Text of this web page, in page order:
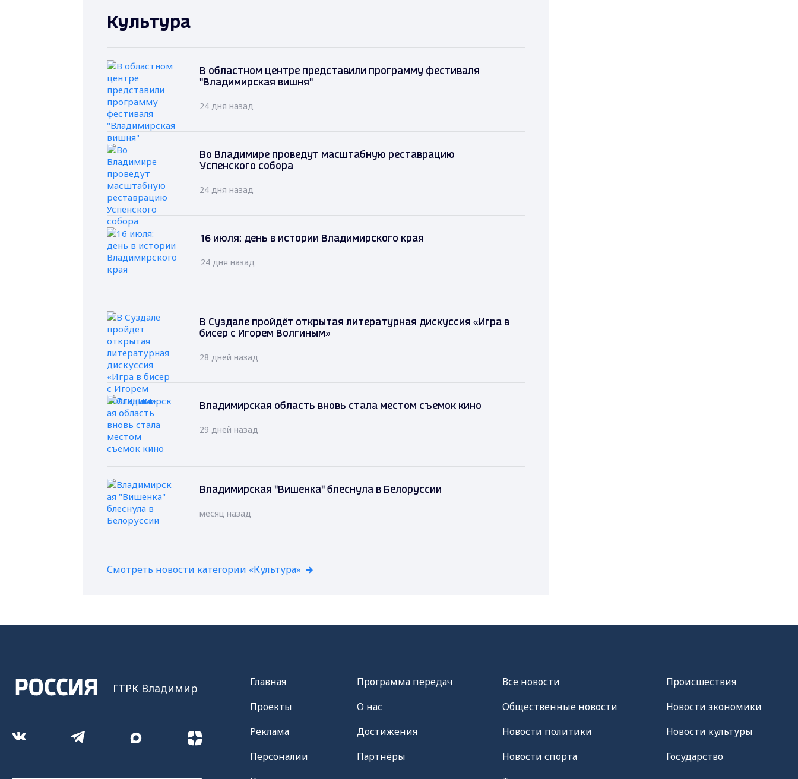
Культура
В областном центре представили программу фестиваля
"Владимирская вишня"
24 дня назад
Во Владимире проведут масштабную реставрацию
Успенского собора
24 дня назад
16 июля: день в истории Владимирского края
24 дня назад
В Суздале пройдёт открытая литературная дискуссия «Игра в
бисер с Игорем Волгиным»
28 дней назад
Владимирская область вновь стала местом съемок кино
29 дней назад
Владимирская "Вишенка" блеснула в Белоруссии
месяц назад
Смотреть новости категории «Культура»
ГТРК Владимир
Главная
Проекты
Реклама
Персоналии
Программа передач
О нас
Достижения
Партнёры
Все новости
Общественные новости
Новости политики
Новости спорта
Происшествия
Новости экономики
Новости культуры
Государство